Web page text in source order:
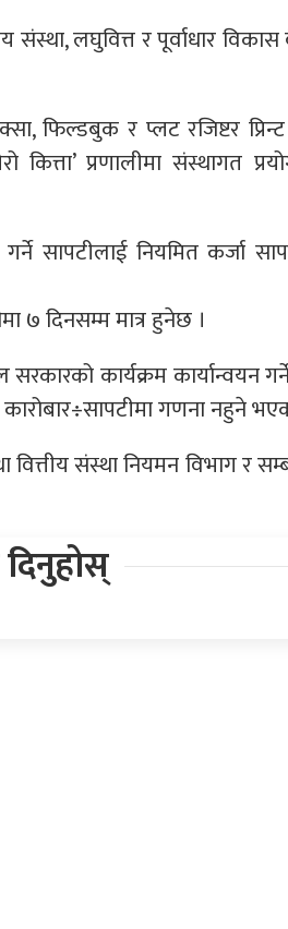
लघुवित्त र पूर्वाधार विकास
फिल्डबुक र प्लट रजिष्टर
कित्ता’ प्रणालीमा संस्थागत
सापटीलाई नियमित कर्जा
७ दिनसम्म मात्र हुनेछ ।
सरकारको कार्यक्रम कार्यान्वयन
गणना नहुने
संस्था नियमन विभाग र
दिनुहोस्